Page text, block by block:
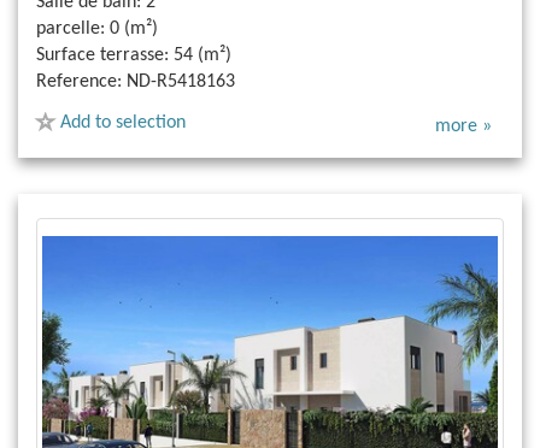
parcelle: 0 (m²)
Surface terrasse: 54 (m²)
Reference: ND-R5418163
Add to selection more »